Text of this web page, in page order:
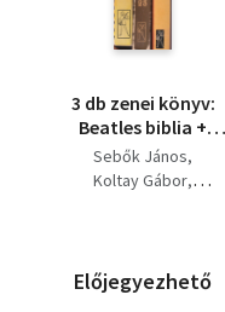
3 db zenei könyv:
Beatles biblia +
Szörényi - Bórdy + A
Beatlestől az új
Sebők János
Koltay Gábor
Előjegyezhető